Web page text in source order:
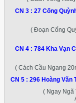
CN 3 : 27 Cống
( Đoạn Cống
CN 4 : 784 Kha Vạn
( Cách Cầu Ngang
CN 5 : 296 Hoàng Văn
( Ngay Ngã